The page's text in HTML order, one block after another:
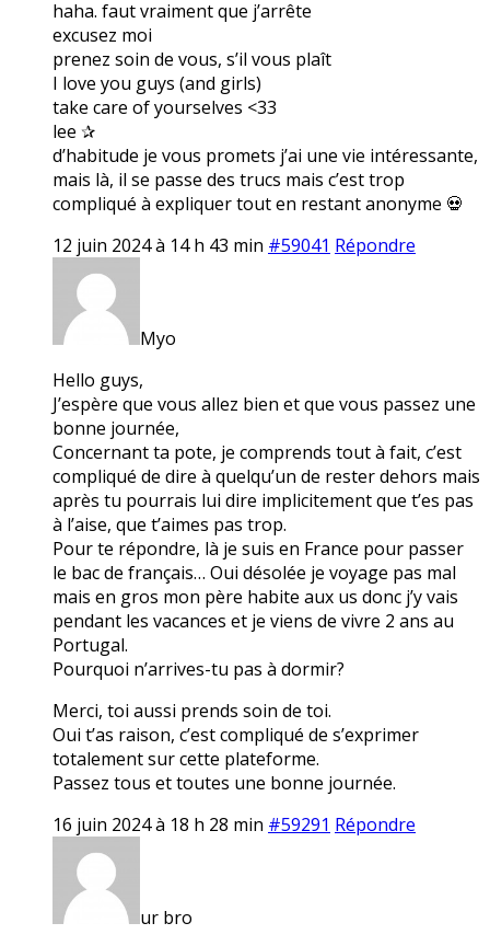
haha. faut vraiment que j’arrête
excusez moi
prenez soin de vous, s’il vous plaît
I love you guys (and girls)
take care of yourselves <33
lee ✰
d’habitude je vous promets j’ai une vie intéressante,
mais là, il se passe des trucs mais c’est trop
compliqué à expliquer tout en restant anonyme 💀
12 juin 2024 à 14 h 43 min #59041 Répondre
Myo
Hello guys,
J’espère que vous allez bien et que vous passez une
bonne journée,
Concernant ta pote, je comprends tout à fait, c’est
compliqué de dire à quelqu’un de rester dehors mais
après tu pourrais lui dire implicitement que t’es pas
à l’aise, que t’aimes pas trop.
Pour te répondre, là je suis en France pour passer
le bac de français… Oui désolée je voyage pas mal
mais en gros mon père habite aux us donc j’y vais
pendant les vacances et je viens de vivre 2 ans au
Portugal.
Pourquoi n’arrives-tu pas à dormir?
Merci, toi aussi prends soin de toi.
Oui t’as raison, c’est compliqué de s’exprimer
totalement sur cette plateforme.
Passez tous et toutes une bonne journée.
16 juin 2024 à 18 h 28 min #59291 Répondre
ur bro